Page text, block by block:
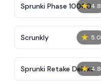
★ 4.8
Sprunki Phase 10000
★ 5.0
Scrunkly
★ 4.8
Sprunki Retake Deluxe